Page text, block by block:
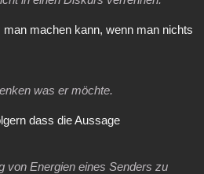
machen kann, wenn man nichts
was er möchte.
dass die Aussage
von Energien eines Senders zu